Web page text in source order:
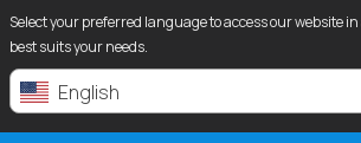
Select your preferred language to access our website
best suits your needs.
English